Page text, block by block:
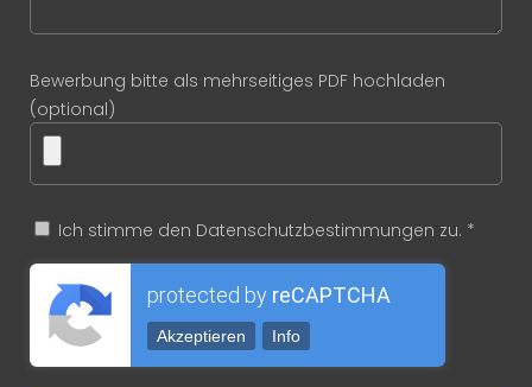
Bewerbung bitte als mehrseitiges PDF hochladen
(optional)
Ich stimme den Datenschutzbestimmungen zu. *
protected by reCAPTCHA
Akzeptieren Info